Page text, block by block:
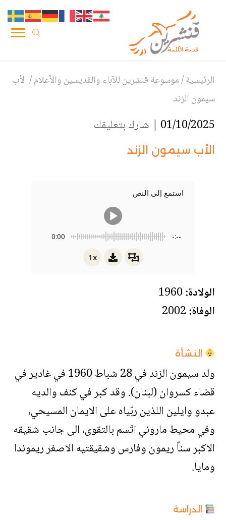
الرئيسية/موسوعة قنشرين للآباء والقديسين والأعلام/الأب
سيمون الزند
01/10/2025 | شارك بتعليقك
الأب سيمون الزند
استمع إلى النص
0:00 -:--
1x
الولادة:
الوفاة:
النشأة
ولد سيمون الزند في 28 شباط 1960 في غادير في
قضاء كسروان (لبنان). وقد كبر في كنف والديه
عبدو وايلين اللذين ربّياه على الايمان المسيحي،
وفي محيط ماروني اتّسم بالتقوى، الى جانب شقيقه
الاكبر سناً ريمون وفارس وشقيقتيه الاصغر ريموندا
ومايا.
الدراسة